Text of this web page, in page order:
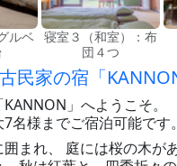
ルベ 寝室３（和室）：布
団４つ
古民家の宿「
」へようこそ。
名様までご宿泊可能です。
まれ、 庭には桜の木が